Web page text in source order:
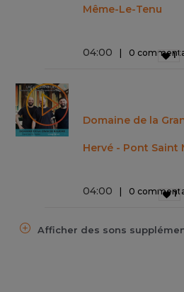
Même-Le-Tenu
04:00 0 1
Domaine de la
Hervé - Pont Saint
04:00 0 1
Afficher des sons